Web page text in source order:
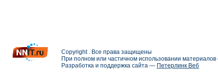
Copyright . Все права защищены
При полном или частичном использовании
Разработка и поддержка сайта — Петерлинк Веб